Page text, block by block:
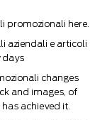
promozionali here.
aziendali e articoli
days
changes
and images, of
achieved it.